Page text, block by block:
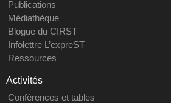
Publications
Médiathèque
Blogue du CIRST
Infolettre L’expreST
Ressources
Activités
Conférences et tables